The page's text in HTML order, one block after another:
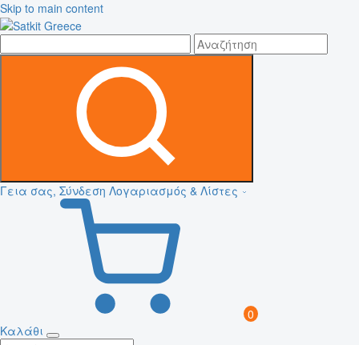
Skip to main content
Γεια σας, Σύνδεση Λογαριασμός & Λίστες
0
Καλάθι